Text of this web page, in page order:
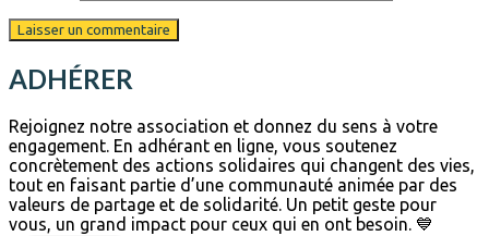
ADHÉRER
Rejoignez notre association et donnez du sens à votre
engagement. En adhérant en ligne, vous soutenez
concrètement des actions solidaires qui changent des vies,
tout en faisant partie d’une communauté animée par des
valeurs de partage et de solidarité. Un petit geste pour
vous, un grand impact pour ceux qui en ont besoin. 💙